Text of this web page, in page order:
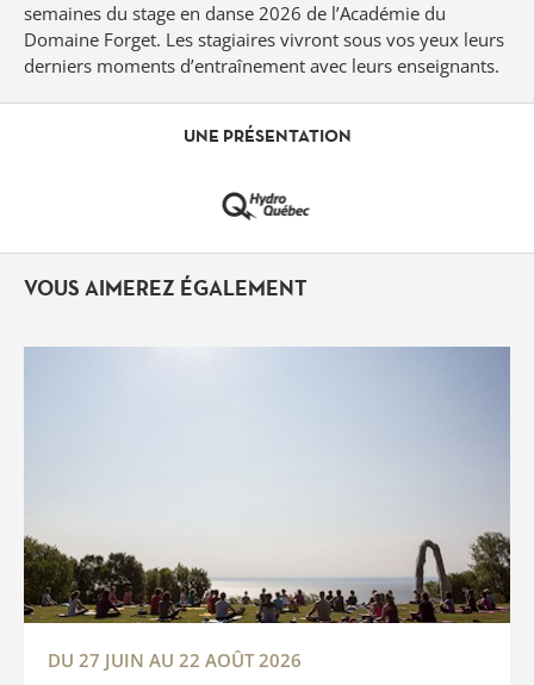
Forget
semaines du stage en danse 2026 de l’Académie du
Domaine Forget. Les stagiaires vivront sous vos yeux leurs
derniers moments d’entraînement avec leurs enseignants.
UNE PRÉSENTATION
VOUS AIMEREZ ÉGALEMENT
DU 27 JUIN AU 22 AOÛT 2026